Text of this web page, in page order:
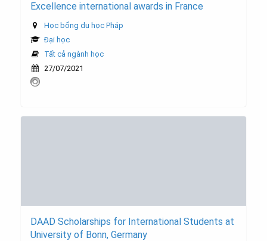
Excellence international awards in France
Học bổng du học Pháp
Đại học
Tất cả ngành học
27/07/2021
DAAD Scholarships for International Students at
University of Bonn, Germany